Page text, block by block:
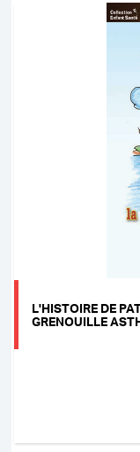
L'HISTOIRE DE
GRENOUILLE